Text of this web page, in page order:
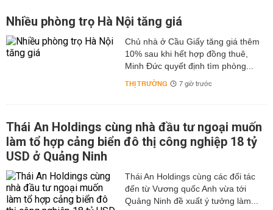
Nhiều phòng trọ Hà Nội tăng giá
Chủ nhà ở Cầu Giấy tăng giá thêm
10% sau khi hết hợp đồng thuê,
Minh Đức quyết định tìm phòng...
THỊ TRƯỜNG 7 giờ trước
Thái An Holdings cùng nhà đầu tư ngoại muốn
làm tổ hợp cảng biển đô thị công nghiệp 18 tỷ
USD ở Quảng Ninh
Thái An Holdings cùng các đối tác
đến từ Vương quốc Anh vừa tới
Quảng Ninh đề xuất ý tưởng làm...